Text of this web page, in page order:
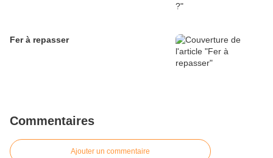
Fer à repasser
Commentaires
Ajouter un commentaire